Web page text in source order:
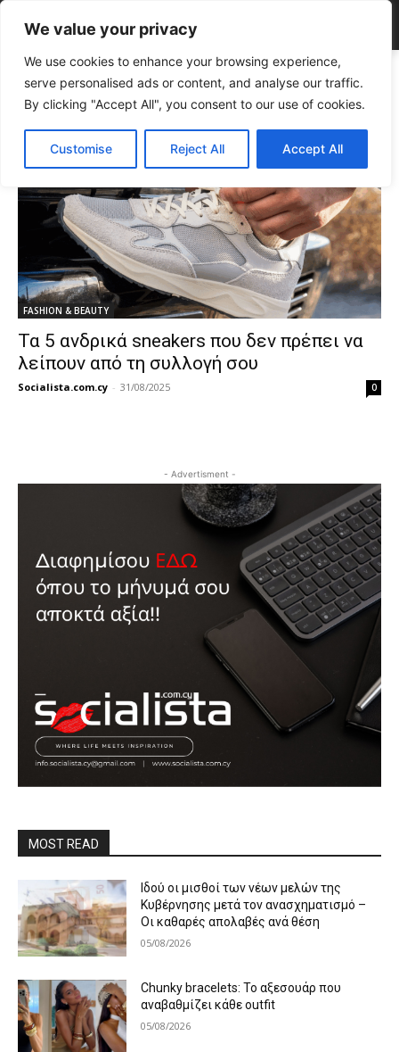
We value your privacy
We use cookies to enhance your browsing experience,
serve personalised ads or content, and analyse our traffic.
By clicking "Accept All", you consent to our use of cookies.
Customise Reject All Accept All
Tags μόδα άνδρας
Tag:μόδα άνδρας
FASHION & BEAUTY
Τα 5 ανδρικά sneakers που δεν πρέπει να
λείπουν από τη συλλογή σου
Socialista.com.cy - 31/08/2025 0
- Advertisment -
MOST READ
Ιδού οι μισθοί των νέων μελών της
Κυβέρνησης μετά τον ανασχηματισμό –
Οι καθαρές απολαβές ανά θέση
05/08/2026
Chunky bracelets: Το αξεσουάρ που
αναβαθμίζει κάθε outfit
05/08/2026